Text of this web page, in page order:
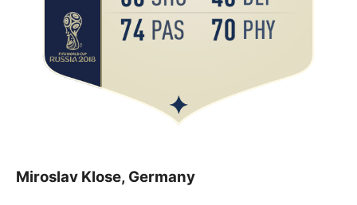
Miroslav Klose, Germany